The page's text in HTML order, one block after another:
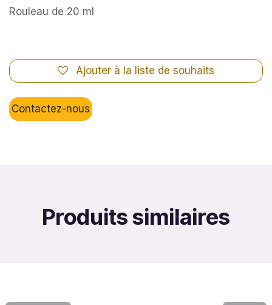
Rouleau de 20 ml
Ajouter à la liste de souhaits
Contactez-nous
Produits similaires